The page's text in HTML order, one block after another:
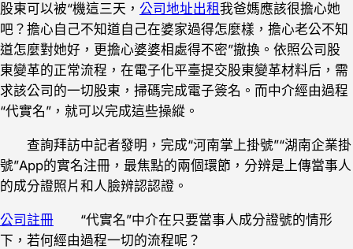
股東可以被“機這三天， 公司地址出租我爸媽應該很擔心她
吧？擔心自己不知道自己在婆家過得怎麼樣，擔心老公不知
道怎麼對她好，更擔心婆婆相處得不密”撤換。依照公司股
東變革的正常流程，在電子化平臺提交股東變革材料后，需
求該公司的一切股東，掃碼完成電子簽名。而中介經由過程
“代實名”，就可以完成這些操縱。
查詢拜訪中記者發明，完成“河南掌上掛號”“湖南企業掛
號”App的實名注冊，最焦點的兩個環節，分辨是上傳當事人
的成分證照片和人臉辨認認證。
公司註冊 “代實名”中介在只要當事人成分證號的情形
下，若何經由過程一切的流程呢？